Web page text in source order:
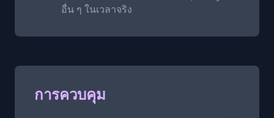
อื่น ๆ ในเวลาจริง
การควบคุม